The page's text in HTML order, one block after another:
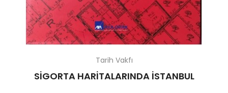
Tarih Vakfı
SİGORTA HARİTALARINDA İSTANBUL